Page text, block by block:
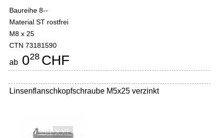
Baureihe 8--
Material ST rostfrei
M8 x 25
CTN 73181590
ab 028 CHF
Linsenflanschkopfschraube M5x25 verzinkt